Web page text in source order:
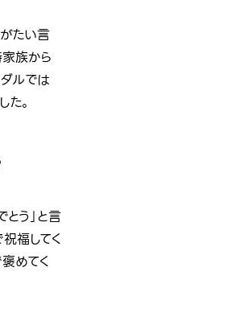
たい言
族から
ルでは
た。
う」と言
福してく
めてく